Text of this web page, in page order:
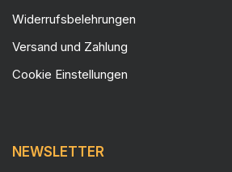
Widerrufsbelehrungen
Versand und Zahlung
Cookie Einstellungen
NEWSLETTER